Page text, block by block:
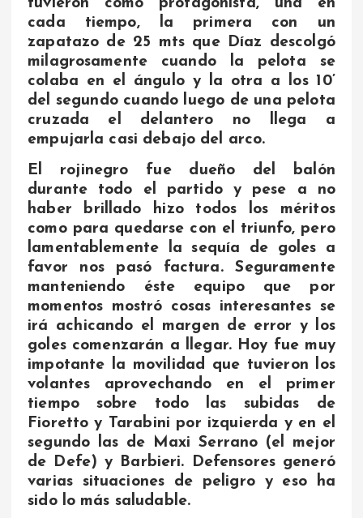
tuvieron como protagonista, una en
cada tiempo, la primera con un
zapatazo de 25 mts que Díaz descolgó
milagrosamente cuando la pelota se
colaba en el ángulo y la otra a los 10’
del segundo cuando luego de una pelota
cruzada el delantero no llega a
empujarla casi debajo del arco.
El rojinegro fue dueño del balón
durante todo el partido y pese a no
haber brillado hizo todos los méritos
como para quedarse con el triunfo, pero
lamentablemente la sequía de goles a
favor nos pasó factura. Seguramente
manteniendo éste equipo que por
momentos mostró cosas interesantes se
irá achicando el margen de error y los
goles comenzarán a llegar. Hoy fue muy
impotante la movilidad que tuvieron los
volantes aprovechando en el primer
tiempo sobre todo las subidas de
Fioretto y Tarabini por izquierda y en el
segundo las de Maxi Serrano (el mejor
de Defe) y Barbieri. Defensores generó
varias situaciones de peligro y eso ha
sido lo más saludable.